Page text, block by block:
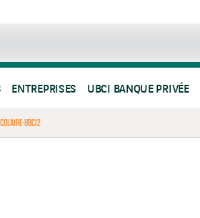
ENTREPRISES UBCI BANQUE PRIVÉE
UBCI2